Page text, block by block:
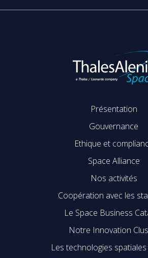
Présentation
Gouvernance
Ethique et
Space Alliance
Nos activités
Coopération avec les
Le Space Business
Notre Innovation
Les technologies